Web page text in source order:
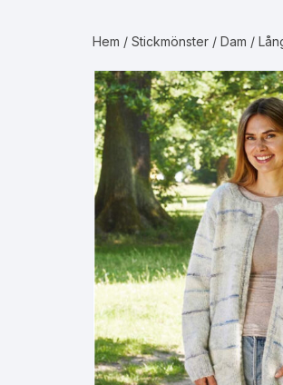
Mössor
Sjalar och halsdukar
Kjolar och klänningar
Interiör
Hem / Stickmönster / Dam /